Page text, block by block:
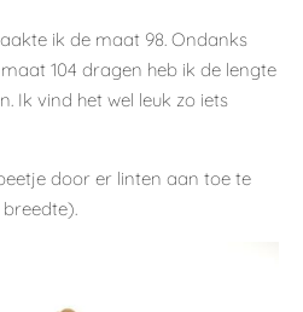
ik de maat 98. Ondanks
104 dragen heb ik de lengte
Ik vind het wel leuk zo iets
door er linten aan toe te